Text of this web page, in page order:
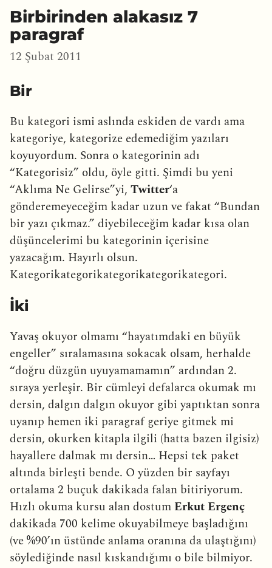
Birbirinden alakasız 7
paragraf
12 Şubat 2011
Bir
Bu kategori ismi aslında eskiden de vardı ama
kategoriye, kategorize edemediğim yazıları
koyuyordum. Sonra o kategorinin adı
“Kategorisiz” oldu, öyle gitti. Şimdi bu yeni
“Aklıma Ne Gelirse”yi, Twitter‘a
gönderemeyeceğim kadar uzun ve fakat “Bundan
bir yazı çıkmaz.” diyebileceğim kadar kısa olan
düşüncelerimi bu kategorinin içerisine
yazacağım. Hayırlı olsun.
Kategorikategorikategorikategorikategori.
İki
Yavaş okuyor olmamı “hayatımdaki en büyük
engeller” sıralamasına sokacak olsam, herhalde
“doğru düzgün uyuyamamamın” ardından 2.
sıraya yerleşir. Bir cümleyi defalarca okumak mı
dersin, dalgın dalgın okuyor gibi yaptıktan sonra
uyanıp hemen iki paragraf geriye gitmek mi
dersin, okurken kitapla ilgili (hatta bazen ilgisiz)
hayallere dalmak mı dersin… Hepsi tek paket
altında birleşti bende. O yüzden bir sayfayı
ortalama 2 buçuk dakikada falan bitiriyorum.
Hızlı okuma kursu alan dostum Erkut Ergenç
dakikada 700 kelime okuyabilmeye başladığını
(ve %90’ın üstünde anlama oranına da ulaştığını)
söylediğinde nasıl kıskandığımı o bile bilmiyor.